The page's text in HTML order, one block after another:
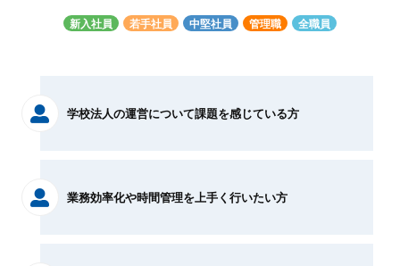
新入社員 若手社員 中堅社員 管理職 全職員
学校法人の運営について課題を感じている方
業務効率化や時間管理を上手く行いたい方